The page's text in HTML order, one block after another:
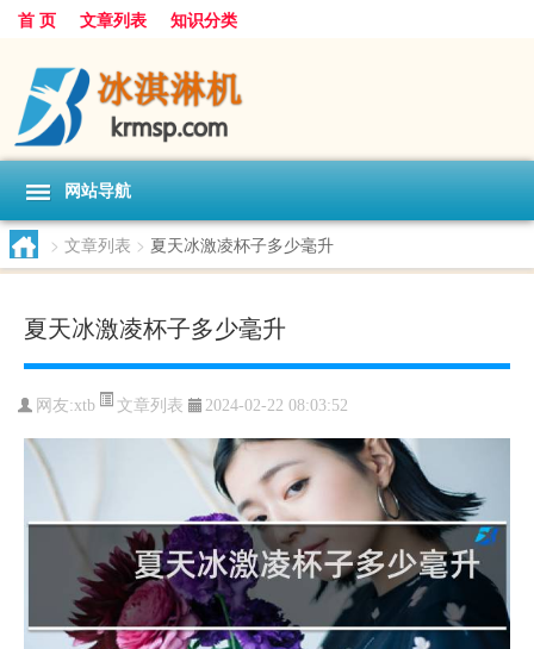
首 页 文章列表 知识分类
网站导航
> 文章列表 > 夏天冰激凌杯子多少毫升
夏天冰激凌杯子多少毫升
网友:xtb 文章列表 2024-02-22 08:03:52